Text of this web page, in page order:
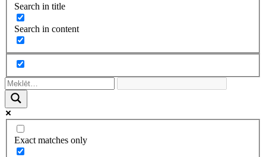
Search in title
Search in content
Exact matches only